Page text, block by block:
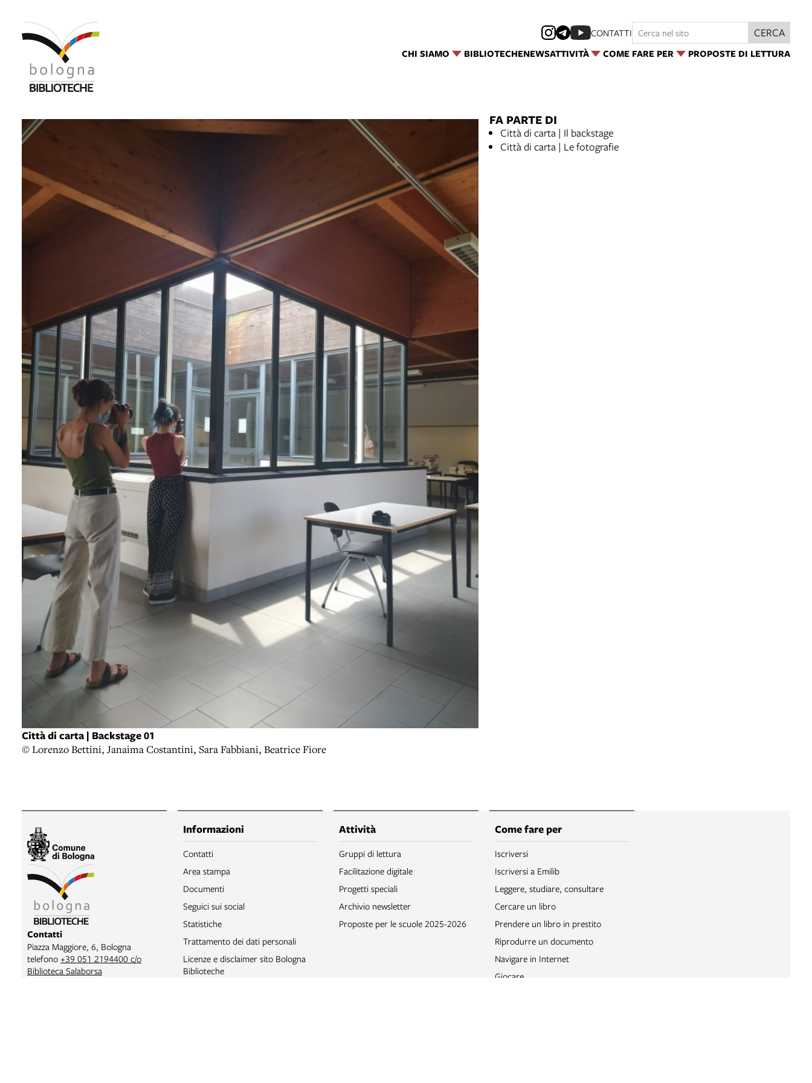
CHI SIAMO BIBLIOTECHENEWSATTIVITÀ COME FARE PER PROPOSTE DI LETTURA
CONTATTI CERCA
Città di carta | Backstage 01
© Lorenzo Bettini, Janaima Costantini, Sara Fabbiani, Beatrice Fiore
FA PARTE DI
Città di carta | Il backstage
Città di carta | Le fotografie
Contatti
Piazza Maggiore, 6, Bologna
telefono +39 051 2194400 c/o
Biblioteca Salaborsa
Informazioni
Contatti
Area stampa
Documenti
Seguici sui social
Statistiche
Trattamento dei dati personali
Licenze e disclaimer sito Bologna
Biblioteche
Attività
Gruppi di lettura
Facilitazione digitale
Progetti speciali
Archivio newsletter
Proposte per le scuole 2025-2026
Come fare per
Iscriversi
Iscriversi a Emilib
Leggere, studiare, consultare
Cercare un libro
Prendere un libro in prestito
Riprodurre un documento
Navigare in Internet
Giocare